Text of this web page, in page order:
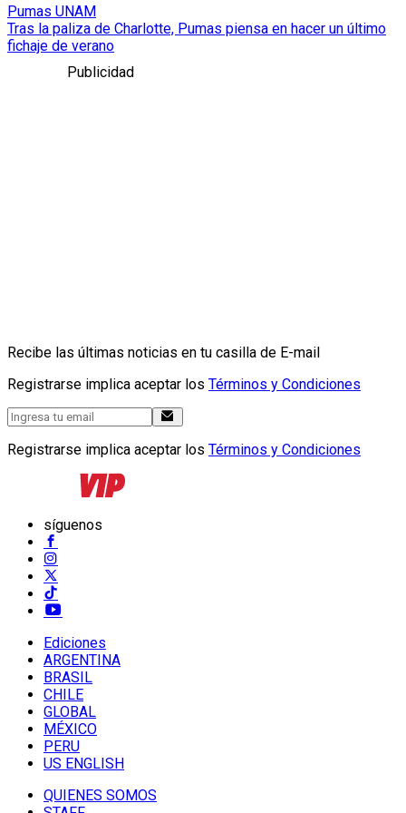
Pumas UNAM
Tras la paliza de Charlotte, Pumas piensa en hacer un último
fichaje de verano
Publicidad
Recibe las últimas noticias en tu casilla de E-mail
Registrarse implica aceptar los Términos y Condiciones
Registrarse implica aceptar los Términos y Condiciones
síguenos
Ediciones
ARGENTINA
BRASIL
CHILE
GLOBAL
MÉXICO
PERU
US ENGLISH
QUIENES SOMOS